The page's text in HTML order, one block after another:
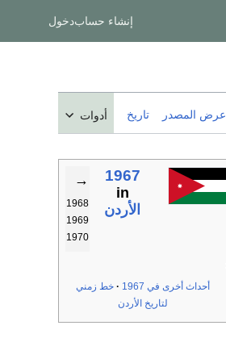
إنشاء حسابدخول
عرض المصدر تاريخ أدوات
1967
in
الأردن
→
1968
1969
1970
أحداث أخرى في 1967
خط زمني
لتاريخ الأردن